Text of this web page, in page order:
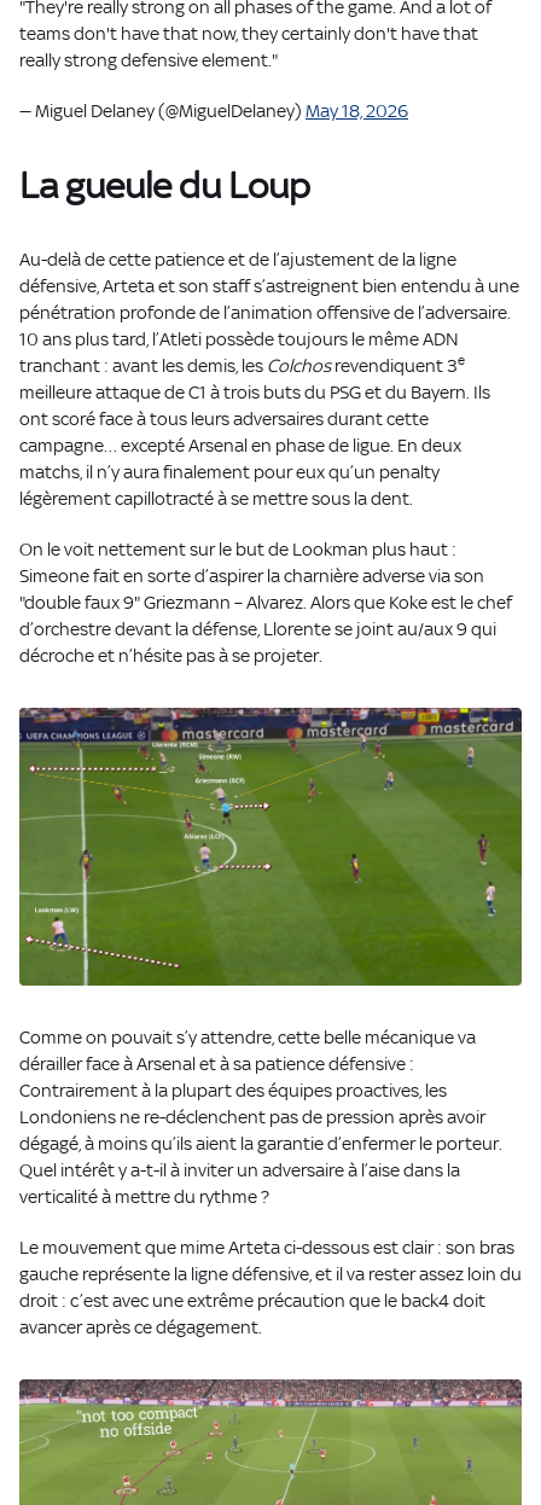
"They're really strong on all phases of the game. And a lot of
teams don't have that now, they certainly don't have that
really strong defensive element."
— Miguel Delaney (@MiguelDelaney) May 18, 2026
La gueule du Loup
Au-delà de cette patience et de l’ajustement de la ligne
défensive, Arteta et son staff s’astreignent bien entendu à une
pénétration profonde de l’animation offensive de l’adversaire.
10 ans plus tard, l’Atleti possède toujours le même ADN
tranchant : avant les demis, les Colchosrevendiquent 3e
meilleure attaque de C1 à trois buts du PSG et du Bayern. Ils
ont scoré face à tous leurs adversaires durant cette
campagne… excepté Arsenal en phase de ligue. En deux
matchs, il n’y aura finalement pour eux qu’un penalty
légèrement capillotracté à se mettre sous la dent.
On le voit nettement sur le but de Lookman plus haut :
Simeone fait en sorte d’aspirer la charnière adverse via son
"double faux 9" Griezmann – Alvarez. Alors que Koke est le chef
d’orchestre devant la défense, Llorente se joint au/aux 9 qui
décroche et n’hésite pas à se projeter.
Comme on pouvait s’y attendre, cette belle mécanique va
dérailler face à Arsenal et à sa patience défensive :
Contrairement à la plupart des équipes proactives, les
Londoniens ne re-déclenchent pas de pression après avoir
dégagé, à moins qu’ils aient la garantie d’enfermer le porteur.
Quel intérêt y a-t-il à inviter un adversaire à l’aise dans la
verticalité à mettre du rythme ?
Le mouvement que mime Arteta ci-dessous est clair : son bras
gauche représente la ligne défensive, et il va rester assez loin du
droit : c’est avec une extrême précaution que le back4 doit
avancer après ce dégagement.